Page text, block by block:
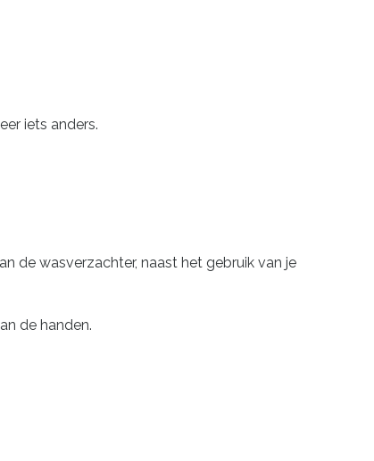
iets anders.
de wasverzachter, naast het gebruik van je
de handen.